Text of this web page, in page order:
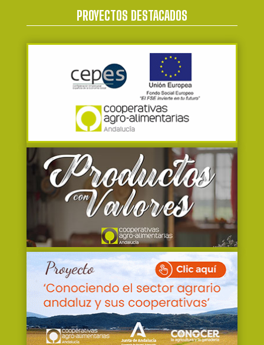
PROYECTOS DESTACADOS